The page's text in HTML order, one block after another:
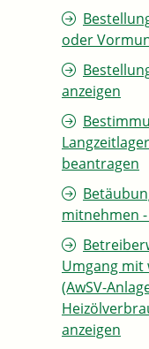
oder
anzeigen
beantragen
mitnehmen
Umgang mit
(AwSV-
anzeigen